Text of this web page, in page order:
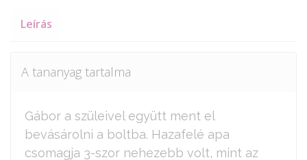
Leírás
A tananyag tartalma
Gábor a szüleivel együtt ment el
bevásárolni a boltba. Hazafelé apa
csomagja 3-szor nehezebb volt, mint az